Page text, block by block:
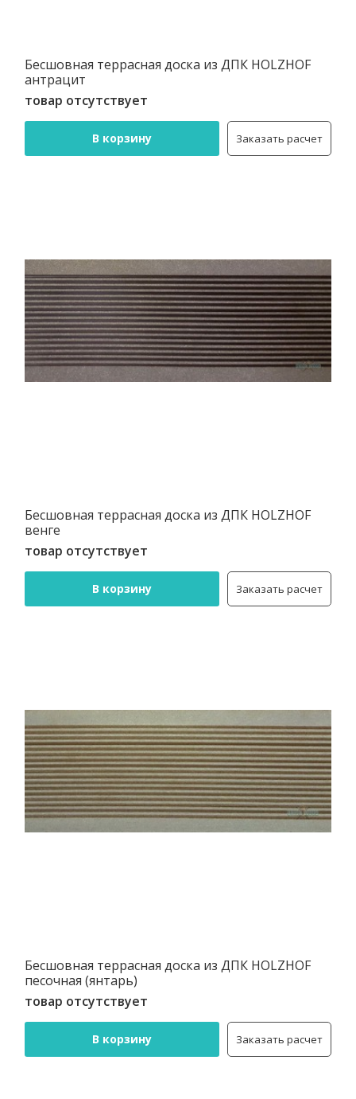
Бесшовная террасная доска из ДПК HOLZHOF
антрацит
товар отсутствует
В корзину Заказать расчет
Бесшовная террасная доска из ДПК HOLZHOF
венге
товар отсутствует
В корзину Заказать расчет
Бесшовная террасная доска из ДПК HOLZHOF
песочная (янтарь)
товар отсутствует
В корзину Заказать расчет